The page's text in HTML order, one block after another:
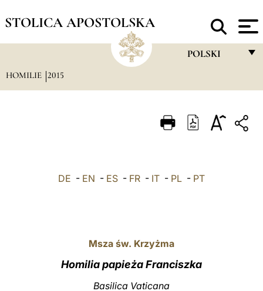
STOLICA APOSTOLSKA
POLSKI
ITALIANO
中文
HOMILIE 2015
DE - EN - ES - FR - IT - PL - PT
Msza św. Krzyżma
Homilia papieża Franciszka
Basilica Vaticana